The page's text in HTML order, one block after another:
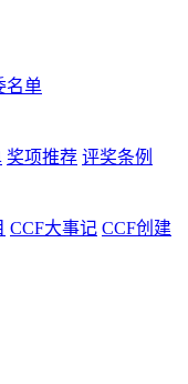
名单
奖项推荐 评奖条例
CCF大事记 CCF创建